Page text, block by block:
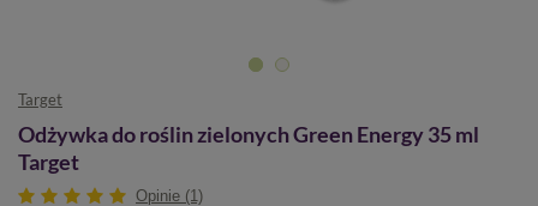
Target
Odżywka do roślin zielonych Green Energy 35 ml
Target
Opinie (1)